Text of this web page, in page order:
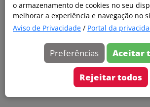
o armazenamento de cookies no seu
melhorar a experiência e navegação no
Aviso de Privacidade / Portal da
Preferências Aceitar
Rejeitar todos
Entrar
Acessar com Microsoft
Ainda não faz parte?
Cadastre-se
Versão 20260805.7